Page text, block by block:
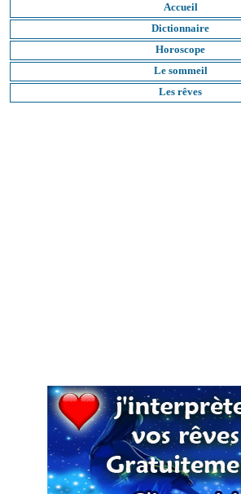
Accueil
Dictionnaire
Horoscope
Le sommeil
Les rêves